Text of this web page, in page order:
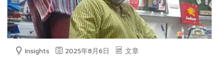
Insights 2025年8月6日 文章